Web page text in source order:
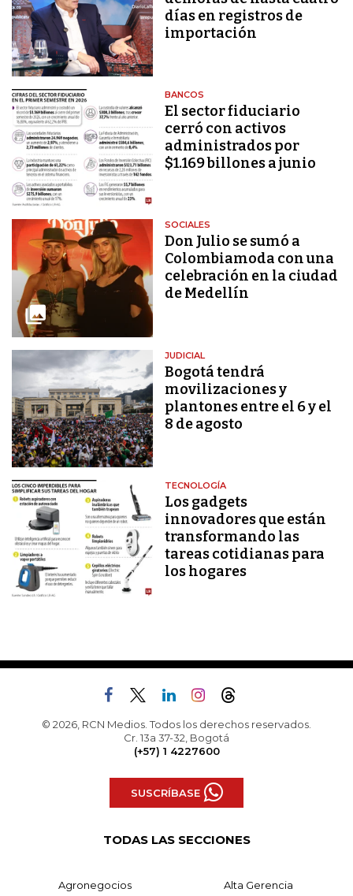
días en registros de
importación
BANCOS
El sector fiduciario
cerró con activos
administrados por
$1.169 billones a junio
SOCIALES
Don Julio se sumó a
Colombiamoda con una
celebración en la ciudad
de Medellín
JUDICIAL
Bogotá tendrá
movilizaciones y
plantones entre el 6 y el
8 de agosto
TECNOLOGÍA
Los gadgets
innovadores que están
transformando las
tareas cotidianas para
los hogares
© 2026, RCN Medios. Todos los derechos reservados.
Cr. 13a 37-32, Bogotá
(+57) 1 4227600
SUSCRÍBASE
TODAS LAS SECCIONES
Agronegocios Alta Gerencia